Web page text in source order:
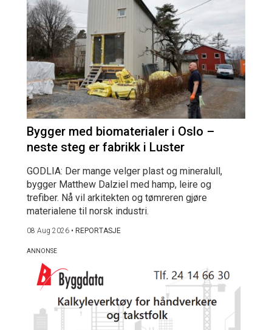
Bygger med biomaterialer i Oslo –
neste steg er fabrikk i Luster
GODLIA: Der mange velger plast og mineralull,
bygger Matthew Dalziel med hamp, leire og
trefiber. Nå vil arkitekten og tømreren gjøre
materialene til norsk industri.
08 Aug 2026 • REPORTASJE